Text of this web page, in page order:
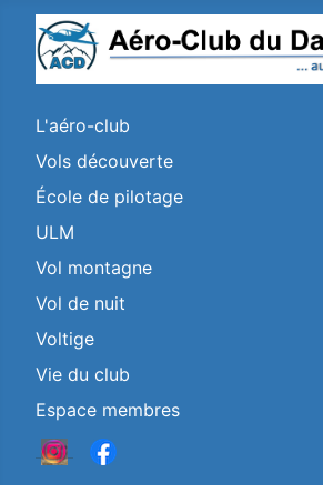
L'aéro-club
Vols découverte
École de pilotage
ULM
Vol montagne
Vol de nuit
Voltige
Vie du club
Espace membres